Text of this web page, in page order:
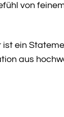
von
ein
aus